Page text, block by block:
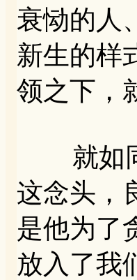
衰恸的人
新生的样
领之下，
就如同
这念头，
是他为了
放入了我